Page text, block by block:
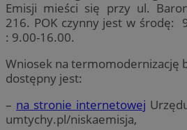
Emisji mieści się przy ul.
216. POK czynny jest w
: 9.00-16.00.
Wniosek na termomodernizację
dostępny jest:
– na stronie internetowej
umtychy.pl/niskaemisja,